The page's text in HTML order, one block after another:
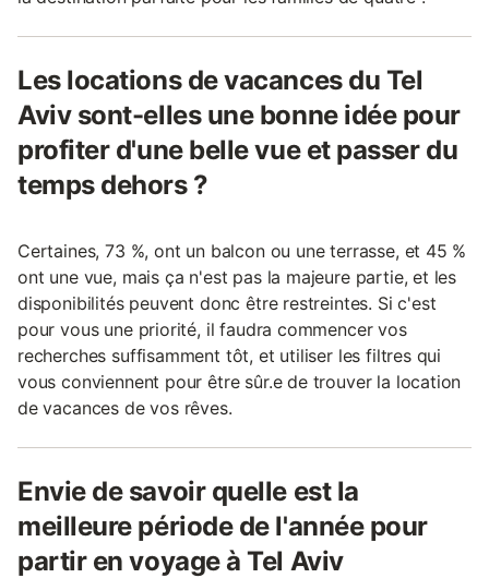
Les locations de vacances du Tel
Aviv sont-elles une bonne idée pour
profiter d'une belle vue et passer du
temps dehors ?
Certaines, 73 %, ont un balcon ou une terrasse, et 45 %
ont une vue, mais ça n'est pas la majeure partie, et les
disponibilités peuvent donc être restreintes. Si c'est
pour vous une priorité, il faudra commencer vos
recherches suffisamment tôt, et utiliser les filtres qui
vous conviennent pour être sûr.e de trouver la location
de vacances de vos rêves.
Envie de savoir quelle est la
meilleure période de l'année pour
partir en voyage à Tel Aviv